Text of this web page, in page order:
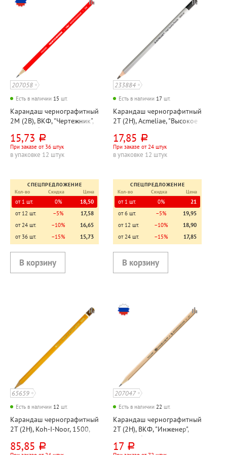
207058
Есть в наличии 15 шт.
Карандаш чернографитный
2М (2B), ВКФ, "Чертежник",
дерево, без ластика, корпус
красный, шестигранный
15,73 руб.
При заказе от 36 штук
в упаковке 12 штук
СПЕЦПРЕДЛОЖЕНИЕ
Кол-во
Скидка Цена
от 1 шт. 0%
18,50
от 12 шт.
−5%
17,58
от 24 шт.
−10%
16,65
от 36 шт.
−15% 15,73
233884
Есть в наличии 17 шт.
Карандаш чернографитный
2Т (2H), Acmeliae, "Высокое
дерево, без ластика, корпус
серебристый,
шестигранный
17,85 руб.
При заказе от 24 штук
в упаковке 12 штук
СПЕЦПРЕДЛОЖЕНИЕ
Кол-во
Скидка Цена
от 1 шт. 0%
21
от 6 шт.
−5%
19,95
от 12 шт.
−10%
18,90
от 24 шт.
−15% 17,85
65659
Есть в наличии 12 шт.
Карандаш чернографитный
2Т (2H), Koh-I-Noor, 1500,
дерево, без ластика,
85,85 руб.
207047
Есть в наличии 22 шт.
Карандаш чернографитный
2Т (2H), ВКФ, "Инженер",
дерево, без ластика,
шестигранный
17 руб.